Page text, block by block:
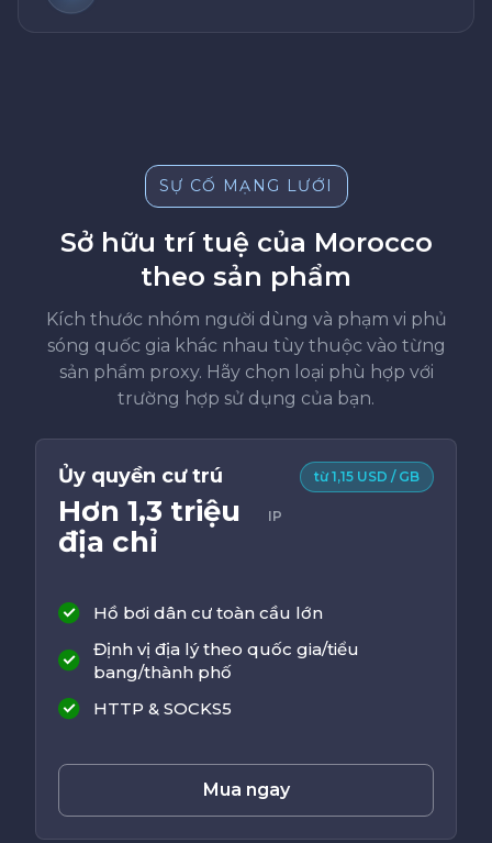
SỰ CỐ MẠNG LƯỚI
Sở hữu trí tuệ của Morocco
theo sản phẩm
Kích thước nhóm người dùng và phạm vi phủ
sóng quốc gia khác nhau tùy thuộc vào từng
sản phẩm proxy. Hãy chọn loại phù hợp với
trường hợp sử dụng của bạn.
Ủy quyền cư trú
Hơn 1,3 triệu
địa chỉ
IP
từ 1,15 USD / GB
Hồ bơi dân cư toàn cầu lớn
Định vị địa lý theo quốc gia/tiểu
bang/thành phố
HTTP & SOCKS5
Mua ngay